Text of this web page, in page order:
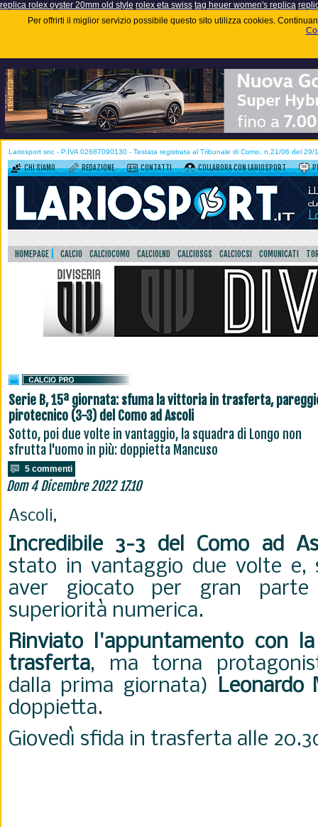
replica rolex oyster 20mm old style rolex eta swiss tag heuer women's replica
Per offrirti il miglior servizio possibile questo sito utilizza cookies.
Lariosport snc - P.IVA 02687090130 - Testata registrata al Tribunale di Como, n.21/06 del 29/
CHI SIAMO REDAZIONE CONTATTI COLLABORA CON LARIOSPORT
HOMEPAGE CALCIO CALCIOCOMO CALCIOLND CALCIOSGS CALCIOCSI COMUNICATI
Serie B, 15ª giornata: sfuma la vittoria in trasferta,
pirotecnico (3-3) del Como ad Ascoli
Sotto, poi due volte in vantaggio, la squadra di Longo non
sfrutta l'uomo in più: doppietta Mancuso
5 commenti
Dom 4 Dicembre 2022 17.10
Ascoli,
Incredibile 3-3 del Como ad
stato in vantaggio due volte e,
aver giocato per gran
superiorità numerica.
Rinviato l'appuntamento con
trasferta, ma torna
dalla prima giornata) Leonardo
doppietta.
Giovedì sfida in trasferta alle